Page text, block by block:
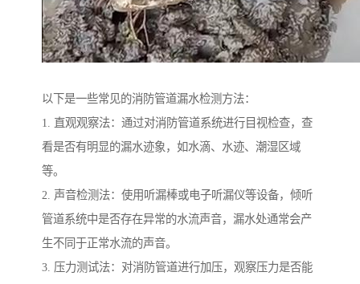
以下是一些常见的消防管道漏水检测方法：
1. 直观观察法：通过对消防管道系统进行目视检查，查
看是否有明显的漏水迹象，如水滴、水迹、潮湿区域
等。
2. 声音检测法：使用听漏棒或电子听漏仪等设备，倾听
管道系统中是否存在异常的水流声音，漏水处通常会产
生不同于正常水流的声音。
3. 压力测试法：对消防管道进行加压，观察压力是否能